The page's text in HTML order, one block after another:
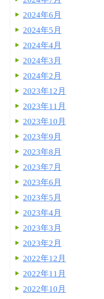
2024年6月
2024年5月
2024年4月
2024年3月
2024年2月
2023年12月
2023年11月
2023年10月
2023年9月
2023年8月
2023年7月
2023年6月
2023年5月
2023年4月
2023年3月
2023年2月
2022年12月
2022年11月
2022年10月